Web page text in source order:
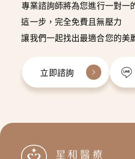
專業諮詢師將為您進行一對一
這一步，完全免費且無壓力
讓我們一起找出最適合您的美
立即諮詢